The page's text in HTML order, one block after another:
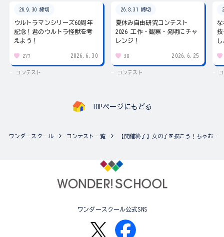
26.9.30 締切
ウルトラマンシリーズ60周年
記念！君のウルトラ怪獣を考
えよう！
277 2026.6.30
コンテスト
26.8.31 締切
夏休み自由研究コンテスト
2026 工作・観察・発明にチャ
レンジ！
38 2026.6.25
コンテスト
な
技
TOPページにもどる
ワンダースクール コンテスト一覧 【開催終了】女の子を描こう！ちゃおイラストコンテスト♪（複数の作品応募可能！）
ワンダースクール公式SNS